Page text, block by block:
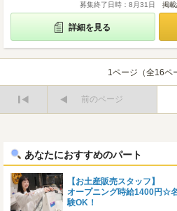
募集終了日時：8月31日 掲
詳細を見る
1ページ（全16ペ
前のページ
あなたにおすすめのパート
【お土産販売スタッフ】
オープニング時給1400円☆
験OK！